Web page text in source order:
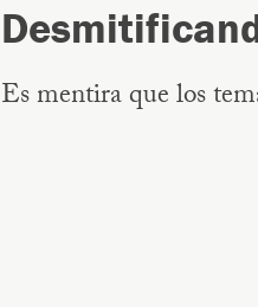
Es mentira que los